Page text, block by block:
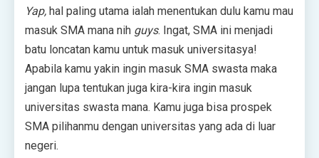
Yap, hal paling utama ialah menentukan dulu kamu mau
masuk SMA mana nih guys. Ingat, SMA ini menjadi
batu loncatan kamu untuk masuk universitasya!
Apabila kamu yakin ingin masuk SMA swasta maka
jangan lupa tentukan juga kira-kira ingin masuk
universitas swasta mana. Kamu juga bisa prospek
SMA pilihanmu dengan universitas yang ada di luar
negeri.